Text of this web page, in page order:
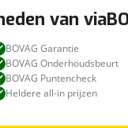
van
BOVAG Garantie
BOVAG Onderhoudsbeurt
BOVAG Puntencheck
Heldere all-in prijzen